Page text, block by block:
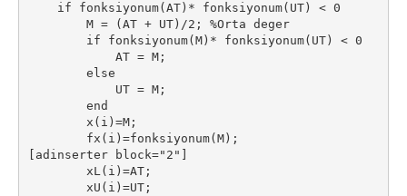
if fonksiyonum(AT)* fonksiyonum(UT) < 0
M = (AT + UT)/2; %Orta deger
if fonksiyonum(M)* fonksiyonum(UT) < 0
AT = M;
else
UT = M;
end
x(i)=M;
fx(i)=fonksiyonum(M);
[adinserter block="2"]
xL(i)=AT;
xU(i)=UT;